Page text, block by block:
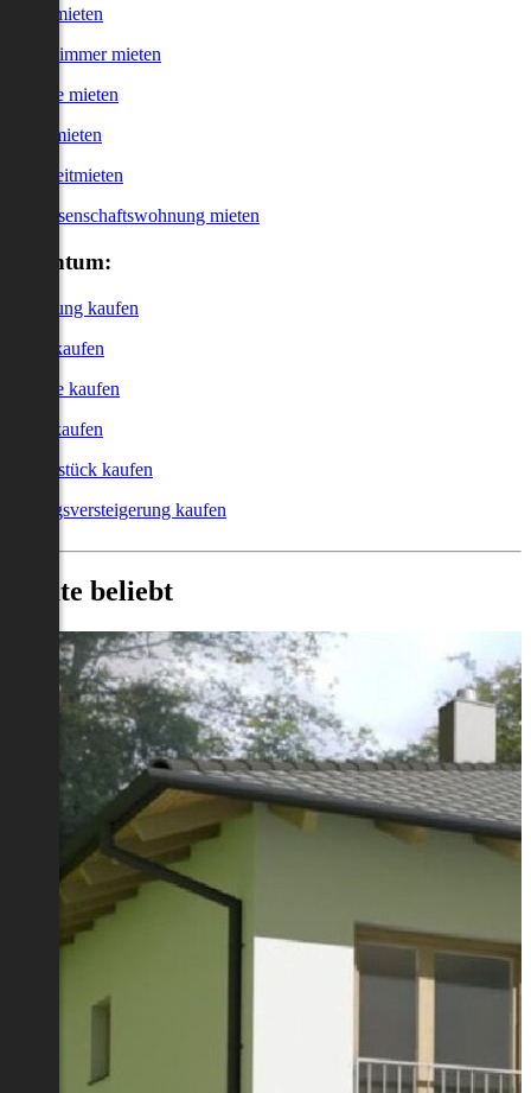
Haus mieten
WG-Zimmer mieten
Garage mieten
Büro mieten
Kurzzeitmieten
Genossenschaftswohnung mieten
Eigentum:
Wohnung kaufen
Haus kaufen
Garage kaufen
Büro kaufen
Grundstück kaufen
Zwangsversteigerung kaufen
Heute beliebt